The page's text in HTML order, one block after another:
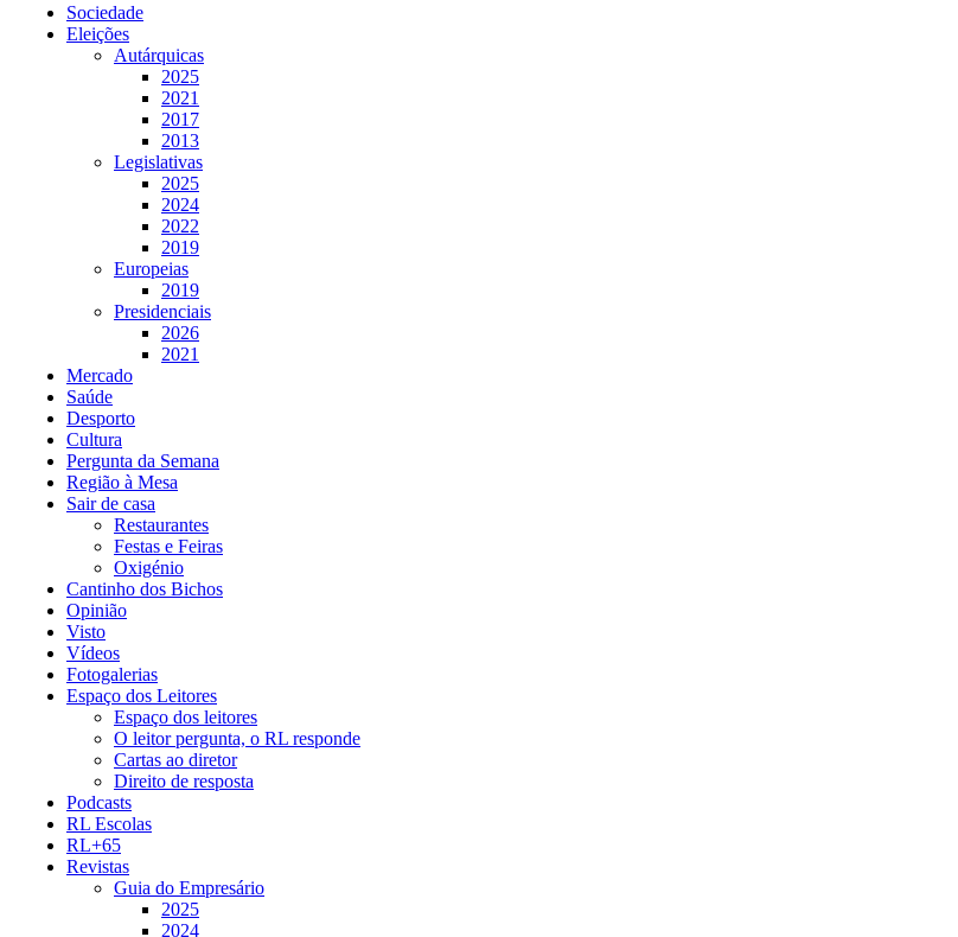
Sociedade
Eleições
Autárquicas
2025
2021
2017
2013
Legislativas
2025
2024
2022
2019
Europeias
2019
Presidenciais
2026
2021
Mercado
Saúde
Desporto
Cultura
Pergunta da Semana
Região à Mesa
Sair de casa
Restaurantes
Festas e Feiras
Oxigénio
Cantinho dos Bichos
Opinião
Visto
Vídeos
Fotogalerias
Espaço dos Leitores
Espaço dos leitores
O leitor pergunta, o RL responde
Cartas ao diretor
Direito de resposta
Podcasts
RL Escolas
RL+65
Revistas
Guia do Empresário
2025
2024